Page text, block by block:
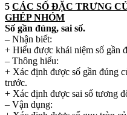
5 CÁC SỐ ĐẶC TRƯNG
GHÉP NHÓM
Số gần đúng, sai số.
– Nhận biết:
+ Hiểu được khái niệm số gần
– Thông hiểu:
+ Xác định được số gần đúng
trước.
+ Xác định được sai số tương
– Vận dụng: